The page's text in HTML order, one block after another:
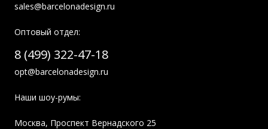
sales@barcelonadesign.ru
Оптовый отдел:
8 (499) 322-47-18
opt@barcelonadesign.ru
Наши шоу-румы:
Москва, Проспект Вернадского 25